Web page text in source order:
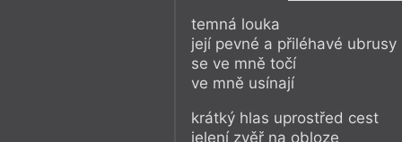
temná louka
její pevné a přiléhavé ubrusy
se ve mně točí
ve mně usínají
krátký hlas uprostřed cest
jelení zvěř na obloze